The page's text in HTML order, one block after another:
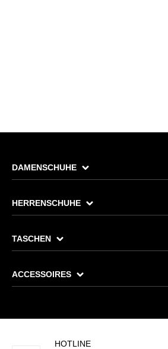
DAMENSCHUHE
HERRENSCHUHE
TASCHEN
ACCESSOIRES
HOTLINE